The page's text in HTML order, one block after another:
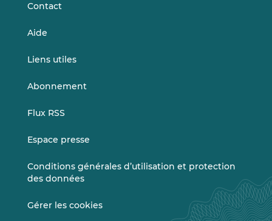
Contact
Aide
Liens utiles
Abonnement
Flux RSS
Espace presse
Conditions générales d’utilisation et protection
des données
Gérer les cookies